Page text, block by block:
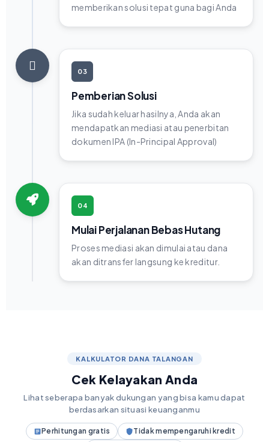
memberikan solusi tepat guna bagi Anda
03
Pemberian Solusi
Jika sudah keluar hasilnya, Anda akan
mendapatkan mediasi atau penerbitan
dokumen IPA (In-Principal Approval)
04
Mulai Perjalanan Bebas Hutang
Proses mediasi akan dimulai atau dana
akan ditransfer langsung ke kreditur.
KALKULATOR DANA TALANGAN
Cek Kelayakan Anda
Lihat seberapa banyak dukungan yang bisa kamu dapat
berdasarkan situasi keuanganmu
Perhitungan gratis
Tidak mempengaruhi kredit